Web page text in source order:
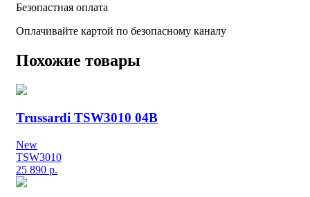
Безопастная оплата
Оплачивайте картой по безопасному каналу
Похожие товары
Trussardi TSW3010 04B
New
TSW3010
25 890 р.